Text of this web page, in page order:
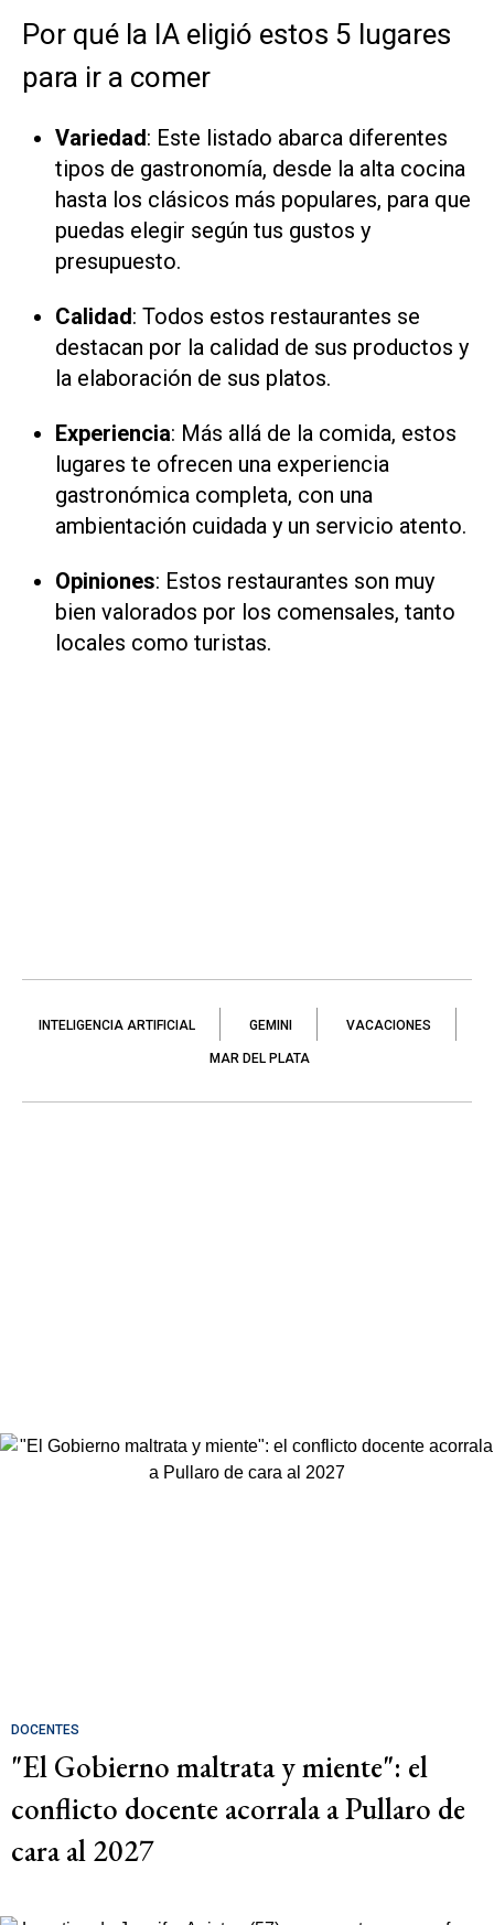
Por qué la IA eligió estos 5 lugares
para ir a comer
Variedad: Este listado abarca diferentes
tipos de gastronomía, desde la alta cocina
hasta los clásicos más populares, para que
puedas elegir según tus gustos y
presupuesto.
Calidad: Todos estos restaurantes se
destacan por la calidad de sus productos y
la elaboración de sus platos.
Experiencia: Más allá de la comida, estos
lugares te ofrecen una experiencia
gastronómica completa, con una
ambientación cuidada y un servicio atento.
Opiniones: Estos restaurantes son muy
bien valorados por los comensales, tanto
locales como turistas.
INTELIGENCIA ARTIFICIAL GEMINI VACACIONES
MAR DEL PLATA
DOCENTES
"El Gobierno maltrata y miente": el
conflicto docente acorrala a Pullaro de
cara al 2027